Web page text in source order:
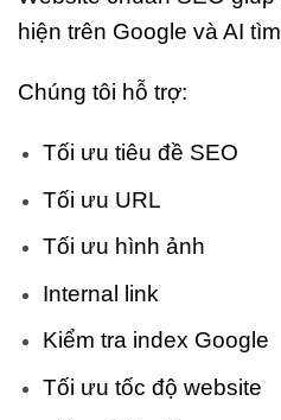
hiện trên Google và AI
Chúng tôi hỗ trợ:
Tối ưu tiêu đề SEO
Tối ưu URL
Tối ưu hình ảnh
Internal link
Kiểm tra index Google
Tối ưu tốc độ website